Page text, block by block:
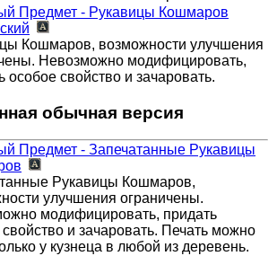
Предмет - Рукавицы Кошмаров
Кошмаров, возможности улучшения
Невозможно модифицировать,
особое свойство и зачаровать.
обычная версия
Предмет - Запечатанные Рукавицы
Рукавицы Кошмаров,
улучшения ограничены.
модифицировать, придать
и зачаровать. Печать можно
у кузнеца в любой из деревень.